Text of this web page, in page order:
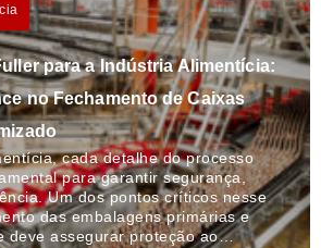
para a Indústria Alimentícia:
no Fechamento de Caixas
cada detalhe do processo
para garantir segurança,
Um dos pontos críticos nesse
das embalagens primárias e
deve assegurar proteção ao…